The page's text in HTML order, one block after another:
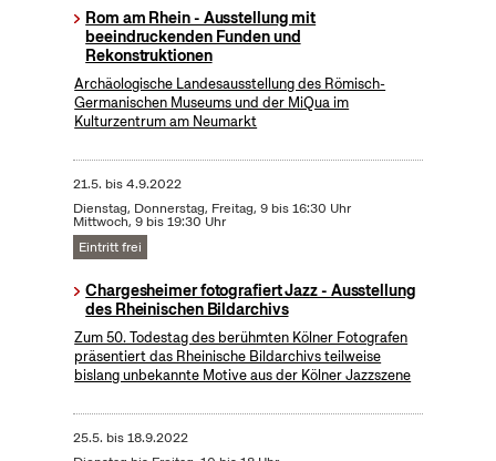
Rom am Rhein - Ausstellung mit
beeindruckenden Funden und
Rekonstruktionen
Archäologische Landesausstellung des Römisch-
Germanischen Museums und der MiQua im
Kulturzentrum am Neumarkt
21.5. bis4.9.2022
Dienstag, Donnerstag, Freitag, 9 bis 16:30 Uhr
Mittwoch, 9 bis 19:30 Uhr
Eintritt frei
Chargesheimer fotografiert Jazz - Ausstellung
des Rheinischen Bildarchivs
Zum 50. Todestag des berühmten Kölner Fotografen
präsentiert das Rheinische Bildarchivs teilweise
bislang unbekannte Motive aus der Kölner Jazzszene
25.5. bis18.9.2022